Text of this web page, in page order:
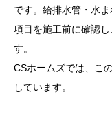
です。給排水管・水
項目を施工前に確認
す。
CSホームズでは、こ
しています。